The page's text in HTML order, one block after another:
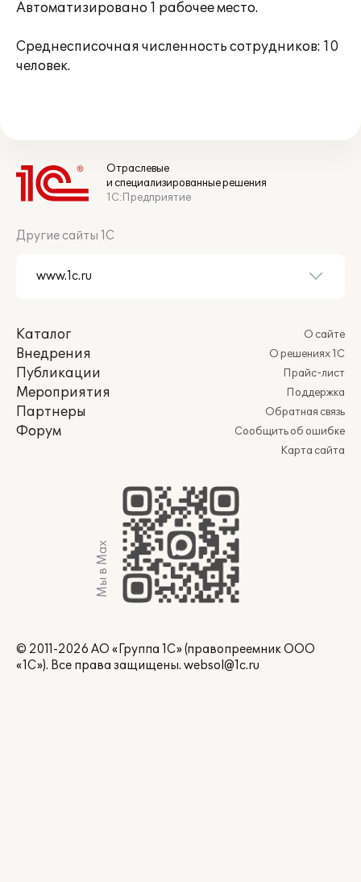
Автоматизировано 1 рабочее место.
Среднесписочная численность сотрудников: 10
человек.
Отраслевые
и специализированные решения
1С:Предприятие
Другие сайты 1С
Каталог
Внедрения
Публикации
Мероприятия
Партнеры
Форум
О сайте
О решениях 1С
Прайс-лист
Поддержка
Обратная связь
Сообщить об ошибке
Карта сайта
Мы в Max
© 2011-2026 АО «Группа 1С» (правопреемник ООО
«1С»). Все права защищены. websol@1c.ru